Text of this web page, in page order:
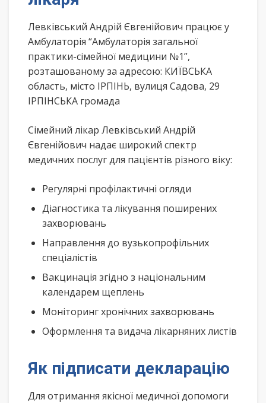
Левківський Андрій Євгенійович працює у
Амбулаторія “Амбулаторія загальної
практики-сімейної медицини №1”,
розташованому за адресою: КИЇВСЬКА
область, місто ІРПІНЬ, вулиця Садова, 29
ІРПІНСЬКА громада
Сімейний лікар Левківський Андрій
Євгенійович надає широкий спектр
медичних послуг для пацієнтів різного віку:
Регулярні профілактичні огляди
Діагностика та лікування поширених
захворювань
Направлення до вузькопрофільних
спеціалістів
Вакцинація згідно з національним
календарем щеплень
Моніторинг хронічних захворювань
Оформлення та видача лікарняних листів
Як підписати декларацію
Для отримання якісної медичної допомоги